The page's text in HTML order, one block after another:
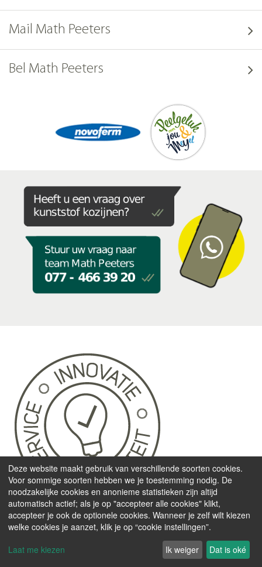
Mail Math Peeters
Bel Math Peeters
Deze website maakt gebruik van verschillende soorten cookies.
Voor sommige soorten hebben we je toestemming nodig. De
noodzakelijke cookies en anonieme statistieken zijn altijd
automatisch actief; als je op "accepteer alle cookies" klikt,
accepteer je ook de optionele cookies. Wanneer je zelf wilt kiezen
welke cookies je aanzet, klik je op “cookie instellingen”.
Laat me kiezen
Ik weiger Dat is oké